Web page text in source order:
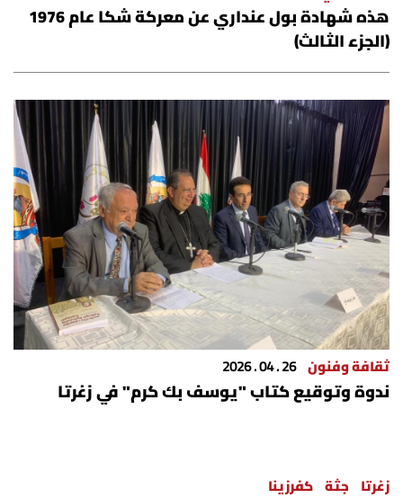
شروط الإشتراك
هذه شهادة بول عنداري عن معركة شكا عام 1976
(الجزء الثالث)
ثقافة وفنون 26 . 04 . 2026
ندوة وتوقيع كتاب "يوسف بك كرم" في زغرتا
زغرتا جثة كفرزينا